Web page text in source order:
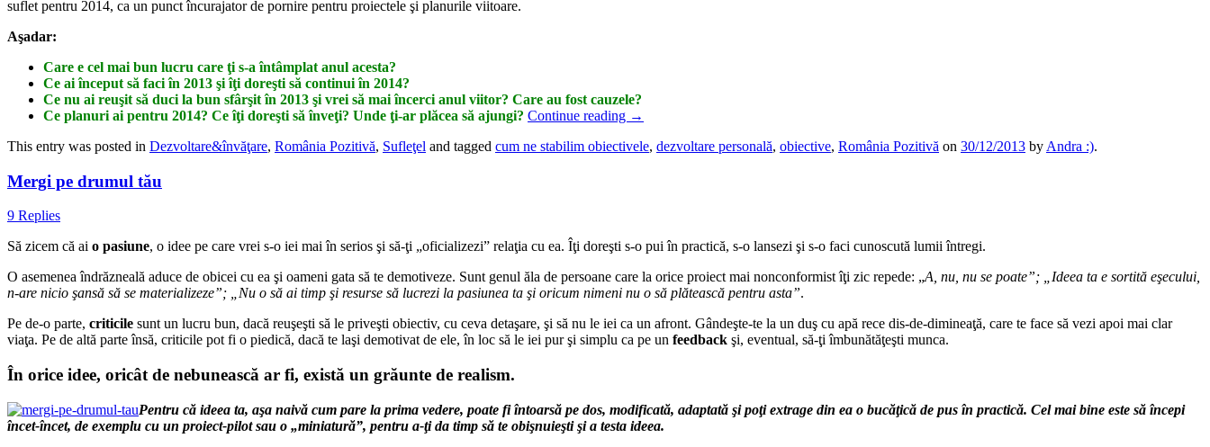
suflet pentru 2014, ca un punct încurajator de pornire pentru proiectele şi planurile viitoare.
Aşadar:
Care e cel mai bun lucru care ţi s-a întâmplat anul acesta?
Ce ai început să faci în 2013 şi îţi doreşti să continui în 2014?
Ce nu ai reuşit să duci la bun sfârşit în 2013 şi vrei să mai încerci anul viitor? Care au fost cauzele?
Ce planuri ai pentru 2014? Ce îţi doreşti să înveţi? Unde ţi-ar plăcea să ajungi? Continue reading →
This entry was posted in Dezvoltare&învăţare, România Pozitivă, Sufleţel and tagged cum ne stabilim obiectivele, dezvoltare personală, obiective, România Pozitivă on 30/12/2013 by Andra :).
Mergi pe drumul tău
9 Replies
Să zicem că ai o pasiune, o idee pe care vrei s-o iei mai în serios şi să-ţi „oficializezi” relaţia cu ea. Îţi doreşti s-o pui în practică, s-o lansezi şi s-o faci cunoscută lumii întregi.
O asemenea îndrăzneală aduce de obicei cu ea şi oameni gata să te demotiveze. Sunt genul ăla de persoane care la orice proiect mai nonconformist îţi zic repede: „A, nu, nu se poate”; „Ideea ta e sortită eşecului,
n-are nicio şansă să se materializeze”; „Nu o să ai timp şi resurse să lucrezi la pasiunea ta şi oricum nimeni nu o să plătească pentru asta”.
Pe de-o parte, criticile sunt un lucru bun, dacă reuşeşti să le priveşti obiectiv, cu ceva detaşare, şi să nu le iei ca un afront. Gândeşte-te la un duş cu apă rece dis-de-dimineaţă, care te face să vezi apoi mai clar
viaţa. Pe de altă parte însă, criticile pot fi o piedică, dacă te laşi demotivat de ele, în loc să le iei pur şi simplu ca pe un feedback şi, eventual, să-ţi îmbunătăţeşti munca.
În orice idee, oricât de nebunească ar fi, există un grăunte de realism.
Pentru că ideea ta, aşa naivă cum pare la prima vedere, poate fi întoarsă pe dos, modificată, adaptată şi poţi extrage din ea o bucăţică de pus în practică. Cel mai bine este să începi
încet-încet, de exemplu cu un proiect-pilot sau o „miniatură”, pentru a-ţi da timp să te obişnuieşti şi a testa ideea.